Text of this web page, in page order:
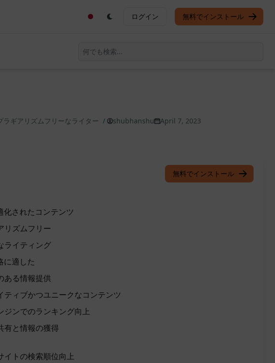
ログイン 無料でインストール
ラギアリズムフリーなライター / shubhanshu
April 7, 2023
無料でインストール
化されたコンテンツ
リズムフリー
ライティング
に適した
ある情報提供
ティブかつユニークなコンテンツ
ジンでのランキング向上
有と情報の獲得
イトの検索順位向上